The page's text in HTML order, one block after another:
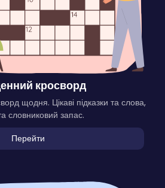
кросворд
щодня. Цікаві підказки та слова,
словниковий запас.
Перейти